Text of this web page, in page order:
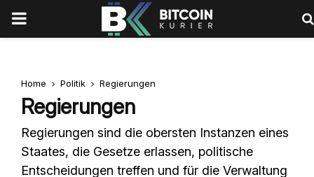
PRIMARY
Home Politik Regierungen
Regierungen
Regierungen sind die obersten Instanzen eines
Staates, die Gesetze erlassen, politische
Entscheidungen treffen und für die Verwaltung